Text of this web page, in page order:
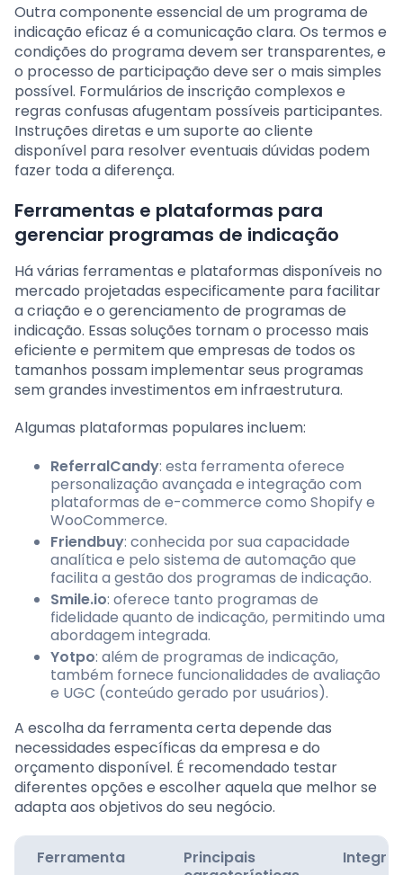
Outra componente essencial de um programa de
indicação eficaz é a comunicação clara. Os termos e
condições do programa devem ser transparentes, e
o processo de participação deve ser o mais simples
possível. Formulários de inscrição complexos e
regras confusas afugentam possíveis participantes.
Instruções diretas e um suporte ao cliente
disponível para resolver eventuais dúvidas podem
fazer toda a diferença.
Ferramentas e plataformas para
gerenciar programas de indicação
Há várias ferramentas e plataformas disponíveis no
mercado projetadas especificamente para facilitar
a criação e o gerenciamento de programas de
indicação. Essas soluções tornam o processo mais
eficiente e permitem que empresas de todos os
tamanhos possam implementar seus programas
sem grandes investimentos em infraestrutura.
Algumas plataformas populares incluem:
ReferralCandy: esta ferramenta oferece
personalização avançada e integração com
plataformas de e-commerce como Shopify e
WooCommerce.
Friendbuy: conhecida por sua capacidade
analítica e pelo sistema de automação que
facilita a gestão dos programas de indicação.
Smile.io: oferece tanto programas de
fidelidade quanto de indicação, permitindo uma
abordagem integrada.
Yotpo: além de programas de indicação,
também fornece funcionalidades de avaliação
e UGC (conteúdo gerado por usuários).
A escolha da ferramenta certa depende das
necessidades específicas da empresa e do
orçamento disponível. É recomendado testar
diferentes opções e escolher aquela que melhor se
adapta aos objetivos do seu negócio.
Ferramenta
Principais